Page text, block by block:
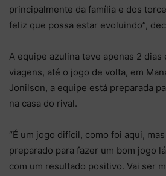
principalmente da família e dos
feliz que possa estar evoluindo”,
A equipe azulina teve apenas 2
viagens, até o jogo de volta, em
Jonilson, a equipe está preparada
na casa do rival.
“É um jogo difícil, como foi aqui,
preparado para fazer um bom jogo
com um resultado positivo. Vai ser